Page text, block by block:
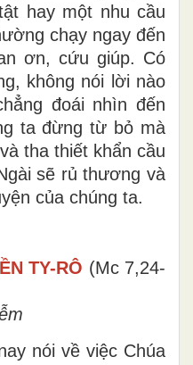
hay một nhu cầu
chạy ngay đến
ơn, cứu giúp. Có
không nói lời nào
đoái nhìn đến
ta đừng từ bỏ mà
tha thiết khẩn cầu
sẽ rủ thương và
của chúng ta.
TY-RÔ (Mc 7,24-
nói về việc Chúa